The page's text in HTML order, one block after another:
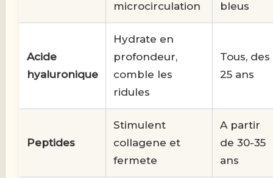
microcirculation
bleus
Acide
hyaluronique
Hydrate en
profondeur,
comble les
ridules
Tous, des
25 ans
Peptides
Stimulent
collagene et
fermete
A partir
de 30-35
ans